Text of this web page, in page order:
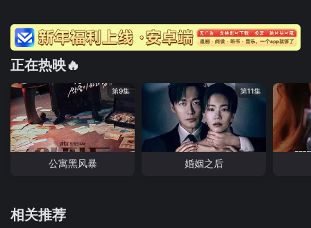
正在热映🔥
第9集
公寓黑风暴
第11集
婚姻之后
相关推荐